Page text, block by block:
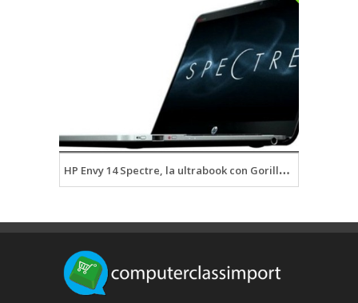
HP Envy 14 Spectre, la ultrabook con Gorilla Glass por $1400 dolares en HpStoreUSA